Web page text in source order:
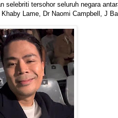
selebriti tersohor seluruh negara
Lame, Dr Naomi Campbell, J